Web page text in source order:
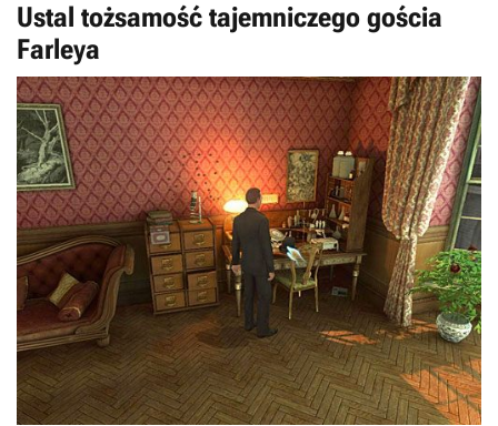
Ustal tożsamość tajemniczego gościa
Farleya